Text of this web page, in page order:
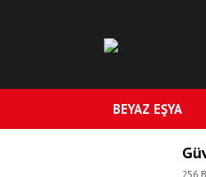
BEYAZ EŞYA
256